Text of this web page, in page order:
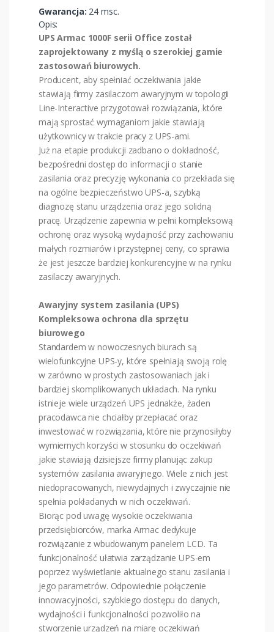
Gwarancja: 24 msc.
Opis:
UPS Armac 1000F serii Office został
zaprojektowany z myślą o szerokiej gamie
zastosowań biurowych.
Producent, aby spełniać oczekiwania jakie
stawiają firmy zasilaczom awaryjnym w topologii
Line-Interactive przygotował rozwiązania, które
mają sprostać wymaganiom jakie stawiają
użytkownicy w trakcie pracy z UPS-ami.
Już na etapie produkcji zadbano o dokładność,
bezpośredni dostęp do informacji o stanie
zasilania oraz precyzję wykonania co przekłada się
na ogólne bezpieczeństwo UPS-a, szybką
diagnozę stanu urządzenia oraz jego solidną
pracę. Urządzenie zapewnia w pełni kompleksową
ochronę oraz wysoką wydajność przy zachowaniu
małych rozmiarów i przystępnej ceny, co sprawia
że jest jeszcze bardziej konkurencyjne w na rynku
zasilaczy awaryjnych.
Awaryjny system zasilania (UPS)
Kompleksowa ochrona dla sprzętu
biurowego
Standardem w nowoczesnych biurach są
wielofunkcyjne UPS-y, które spełniają swoją rolę
w zarówno w prostych zastosowaniach jak i
bardziej skomplikowanych układach. Na rynku
istnieje wiele urządzeń UPS jednakże, żaden
pracodawca nie chciałby przepłacać oraz
inwestować w rozwiązania, które nie przynosiłyby
wymiernych korzyści w stosunku do oczekiwań
jakie stawiają dzisiejsze firmy planując zakup
systemów zasilania awaryjnego. Wiele z nich jest
niedopracowanych, niewydajnych i zwyczajnie nie
spełnia pokładanych w nich oczekiwań.
Biorąc pod uwagę wysokie oczekiwania
przedsiębiorców, marka Armac dedykuje
rozwiązanie z wbudowanym panelem LCD. Ta
funkcjonalność ułatwia zarządzanie UPS-em
poprzez wyświetlanie aktualnego stanu zasilania i
jego parametrów. Odpowiednie połączenie
innowacyjności, szybkiego dostępu do danych,
wydajności i funkcjonalności pozwoliło na
stworzenie urządzeń na miarę oczekiwań